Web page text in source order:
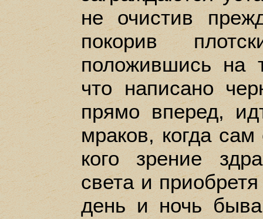
не очистив
покорив
положившись на
что написано
прямо вперед,
мраков, когда
кого зрение
света и
день и ночь